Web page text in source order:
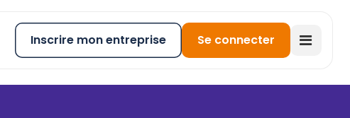
Inscrire mon entreprise Se connecter